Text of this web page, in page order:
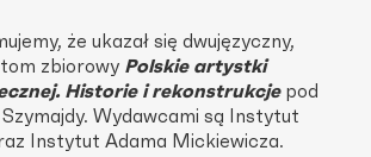
że ukazał się dwujęzyczny,
zbiorowy Polskie artystki
Historie i rekonstrukcjepod
Wydawcami są Instytut
Instytut Adama Mickiewicza.